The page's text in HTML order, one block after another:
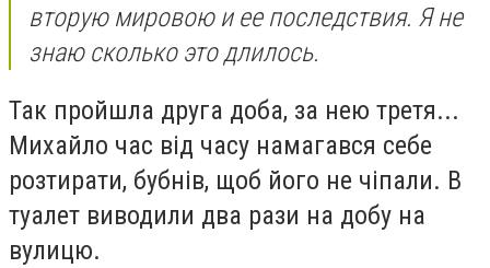
вторую мировою и ее последствия. Я не
знаю сколько это длилось.
Так пройшла друга доба, за нею третя...
Михайло час від часу намагався себе
розтирати, бубнів, щоб його не чіпали. В
туалет виводили два рази на добу на
вулицю.